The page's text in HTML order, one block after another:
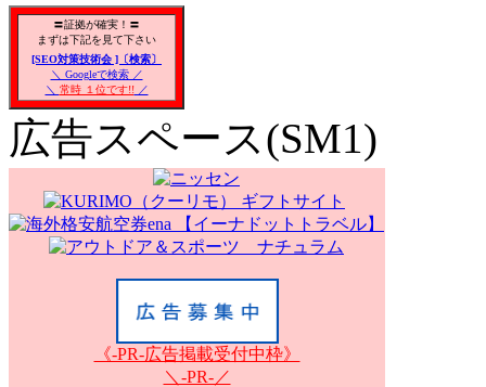
〓証拠が確実！〓
まずは下記を見て下さい
[SEO対策技術会 ]〔検索〕
＼ Googleで検索 ／
＼ 常時 １位です!!／
広告スペース(SM1)
《-PR-広告掲載受付中枠》
＼-PR-／